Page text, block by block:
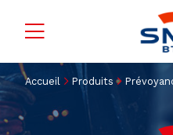
Accueil Produits